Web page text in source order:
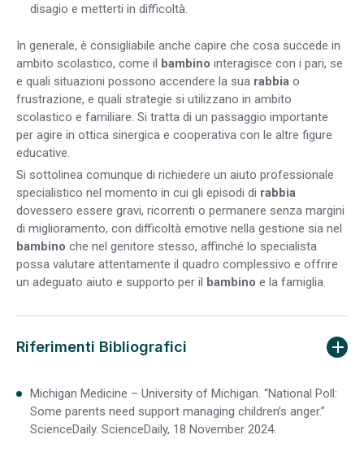
disagio e metterti in difficoltà.
In generale, è consigliabile anche capire che cosa succede in
ambito scolastico, come il bambino interagisce con i pari, se
e quali situazioni possono accendere la sua rabbia o
frustrazione, e quali strategie si utilizzano in ambito
scolastico e familiare. Si tratta di un passaggio importante
per agire in ottica sinergica e cooperativa con le altre figure
educative.
Si sottolinea comunque di richiedere un aiuto professionale
specialistico nel momento in cui gli episodi di rabbia
dovessero essere gravi, ricorrenti o permanere senza margini
di miglioramento, con difficoltà emotive nella gestione sia nel
bambino che nel genitore stesso, affinché lo specialista
possa valutare attentamente il quadro complessivo e offrire
un adeguato aiuto e supporto per il bambino e la famiglia.
Riferimenti Bibliografici
Michigan Medicine – University of Michigan. “National Poll:
Some parents need support managing children’s anger.”
ScienceDaily. ScienceDaily, 18 November 2024.